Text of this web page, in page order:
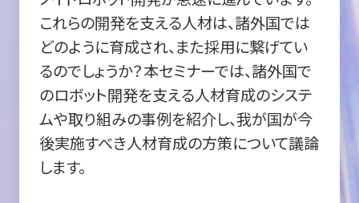
これらの開発を支える人材は、諸外国では
どのように育成され、また採用に繋げてい
るのでしょうか？本セミナーでは、諸外国で
のロボット開発を支える人材育成のシステ
ムや取り組みの事例を紹介し、我が国が今
後実施すべき人材育成の方策について議論
します。